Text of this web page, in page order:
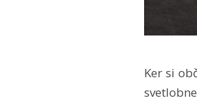
Ker si